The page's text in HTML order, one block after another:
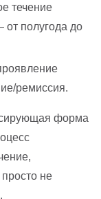
течение
от полугода до
ремиссия.
форма
не